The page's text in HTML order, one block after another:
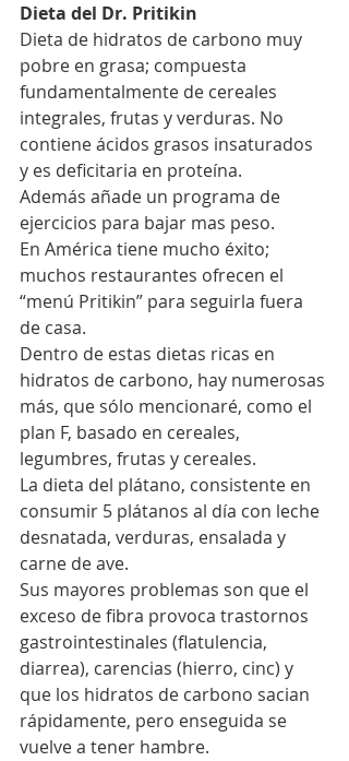
Dieta del Dr. Pritikin
Dieta de hidratos de carbono muy
pobre en grasa; compuesta
fundamentalmente de cereales
integrales, frutas y verduras. No
contiene ácidos grasos insaturados
y es deficitaria en proteína.
Además añade un programa de
ejercicios para bajar mas peso.
En América tiene mucho éxito;
muchos restaurantes ofrecen el
“menú Pritikin” para seguirla fuera
de casa.
Dentro de estas dietas ricas en
hidratos de carbono, hay numerosas
más, que sólo mencionaré, como el
plan F, basado en cereales,
legumbres, frutas y cereales.
La dieta del plátano, consistente en
consumir 5 plátanos al día con leche
desnatada, verduras, ensalada y
carne de ave.
Sus mayores problemas son que el
exceso de fibra provoca trastornos
gastrointestinales (flatulencia,
diarrea), carencias (hierro, cinc) y
que los hidratos de carbono sacian
rápidamente, pero enseguida se
vuelve a tener hambre.